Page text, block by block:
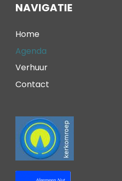
NAVIGATIE
Home
Agenda
Verhuur
Contact